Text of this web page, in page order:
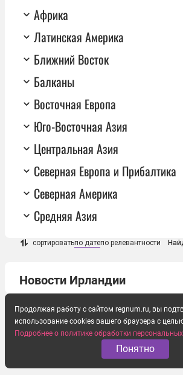
Африка
Латинская Америка
Ближний Восток
Балканы
Восточная Европа
Юго-Восточная Азия
Центральная Азия
Северная Европа и Прибалтика
Северная Америка
Средняя Азия
сортироватьпо датепо релевантности
Новости Ирландии
Продолжая работу с сайтом regnum.ru, вы
использование cookies вашего браузера с
Подробнее о политике обработки
Понятно